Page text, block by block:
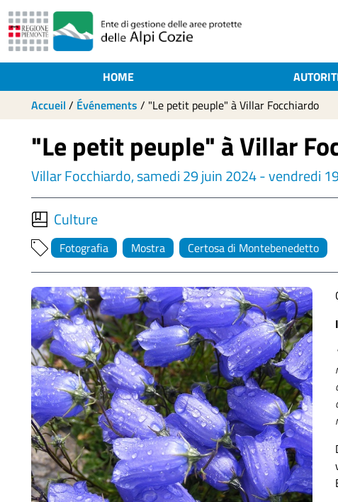
HOME
Accueil / Événements / "Le petit peuple" à Villar Focchiardo
"Le petit peuple" à Villar
Villar Focchiardo, samedi 29 juin 2024 - vendredi
Culture
Fotografia Mostra Certosa di Montebenedetto